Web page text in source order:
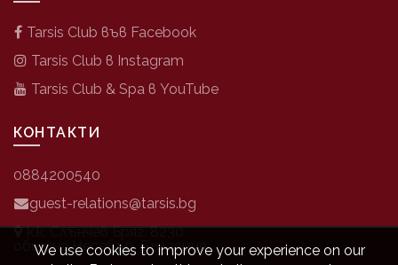
Tarsis Club във Facebook
Tarsis Club в Instagram
Tarsis Club & Spa в YouTube
КОНТАКТИ
0884200540
guest-relations@tarsis.bg
к.к. Слънчев Бряг, 8230
община Несебър, България
We use cookies to improve your experience on our